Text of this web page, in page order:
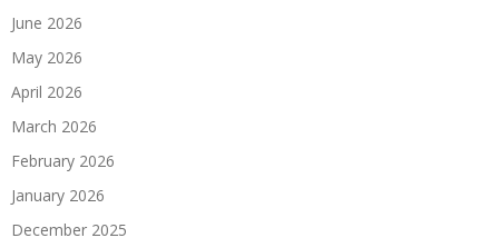
June 2026
May 2026
April 2026
March 2026
February 2026
January 2026
December 2025